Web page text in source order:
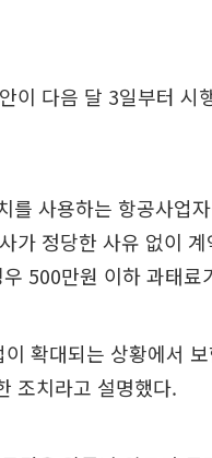
이 다음 달 3일부터 시
사용하는 항공사업
가 정당한 사유 없이
500만원 이하 과태료
확대되는 상황에서
조치라고 설명했다.